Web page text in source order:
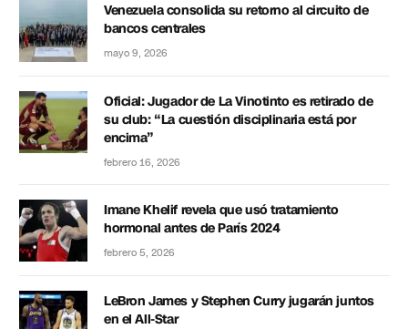
Venezuela consolida su retorno al circuito de
bancos centrales
mayo 9, 2026
Oficial: Jugador de La Vinotinto es retirado de
su club: “La cuestión disciplinaria está por
encima”
febrero 16, 2026
Imane Khelif revela que usó tratamiento
hormonal antes de París 2024
febrero 5, 2026
LeBron James y Stephen Curry jugarán juntos
en el All-Star